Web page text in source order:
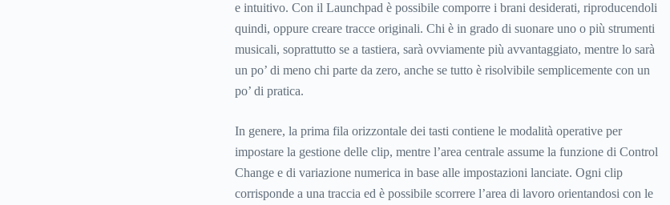
e intuitivo. Con il Launchpad è possibile comporre i brani desiderati, riproducendoli
quindi, oppure creare tracce originali. Chi è in grado di suonare uno o più strumenti
musicali, soprattutto se a tastiera, sarà ovviamente più avvantaggiato, mentre lo sarà
un po’ di meno chi parte da zero, anche se tutto è risolvibile semplicemente con un
po’ di pratica.
In genere, la prima fila orizzontale dei tasti contiene le modalità operative per
impostare la gestione delle clip, mentre l’area centrale assume la funzione di Control
Change e di variazione numerica in base alle impostazioni lanciate. Ogni clip
corrisponde a una traccia ed è possibile scorrere l’area di lavoro orientandosi con le